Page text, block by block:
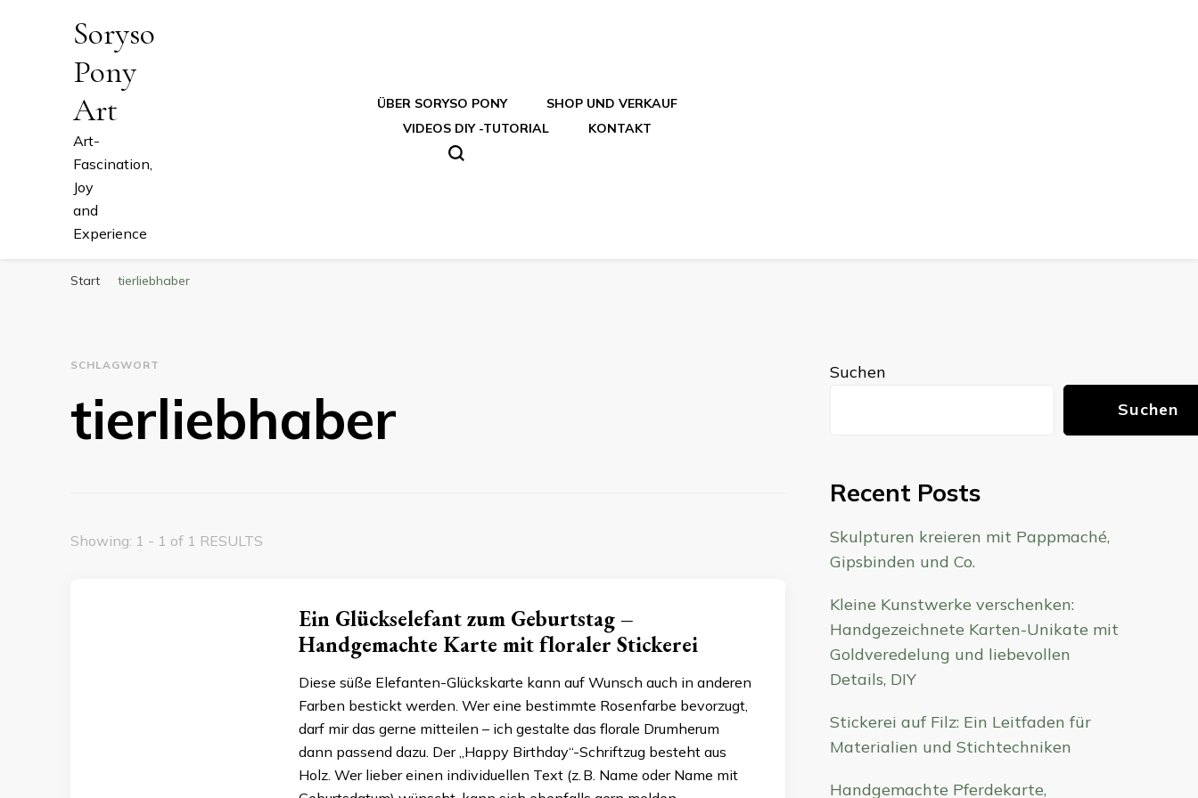
Soryso
Pony
Art
Art-
Fascination,
Joy
and
Experience
ÜBER SORYSO PONY
SHOP UND VERKAUF
VIDEOS DIY -TUTORIAL
KONTAKT
Start tierliebhaber
SCHLAGWORT
tierliebhaber
Showing: 1 - 1 of 1 RESULTS
Ein Glückselefant zum Geburtstag –
Handgemachte Karte mit floraler Stickerei
Diese süße Elefanten-Glückskarte kann auf Wunsch auch in anderen
Farben bestickt werden. Wer eine bestimmte Rosenfarbe bevorzugt,
darf mir das gerne mitteilen – ich gestalte das florale Drumherum
dann passend dazu. Der „Happy Birthday“-Schriftzug besteht aus
Holz. Wer lieber einen individuellen Text (z. B. Name oder Name mit
Suchen
Suchen
Recent Posts
Skulpturen kreieren mit Pappmaché,
Gipsbinden und Co.
Kleine Kunstwerke verschenken:
Handgezeichnete Karten-Unikate mit
Goldveredelung und liebevollen
Details, DIY
Stickerei auf Filz: Ein Leitfaden für
Materialien und Stichtechniken
Handgemachte Pferdekarte,